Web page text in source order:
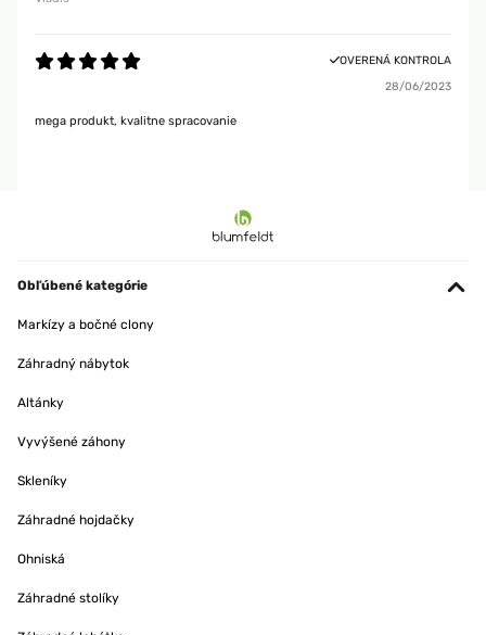
OVERENÁ KONTROLA
28/06/2023
mega produkt, kvalitne spracovanie
Obľúbené kategórie
Markízy a bočné clony
Záhradný nábytok
Altánky
Vyvýšené záhony
Skleníky
Záhradné hojdačky
Ohniská
Záhradné stolíky